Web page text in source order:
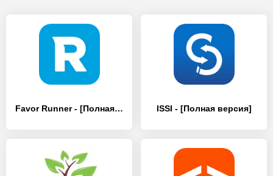
Favor Runner - [Полная версия] ISSI - [Полная версия]